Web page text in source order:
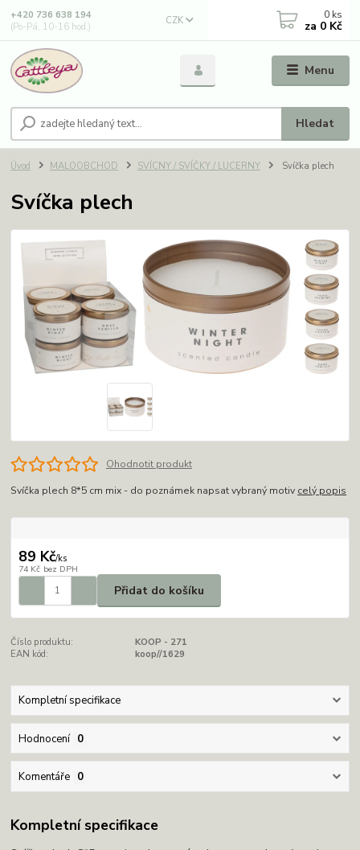
Menu
CZK
Hledat
+420 736 638 194
(Po-Pá, 10-16 hod.)
0 ks
za 0 Kč
Úvod MALOOBCHOD SVÍCNY / SVÍČKY / LUCERNY Svíčka plech
Svíčka plech
Ohodnotit produkt
Svíčka plech 8*5 cm mix - do poznámek napsat vybraný motiv celý popis
89 Kč/ks
74 Kč bez DPH
Přidat do košíku
Číslo produktu:
KOOP - 271
EAN kód:
koop//1629
Kompletní specifikace
Hodnocení 0
Komentáře 0
Kompletní specifikace